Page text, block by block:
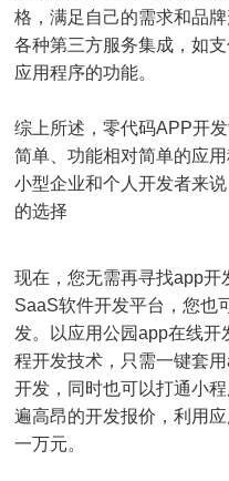
格，满足自己的需求和品
各种第三方服务集成，如
应用程序的功能。
综上所述，零代码APP开
简单、功能相对简单的应
小型企业和个人开发者来
的选择
现在，您无需再寻找app开
SaaS软件开发平台，您也
发。以应用公园app在线开
程开发技术，只需一键套
开发，同时也可以打通小
遍高昂的开发报价，利用
一万元。